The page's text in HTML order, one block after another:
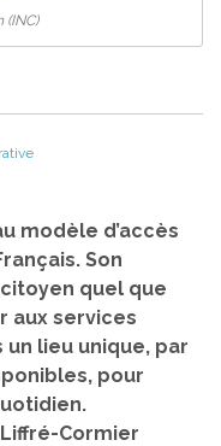
modèle d’accès
Son
quel que
aux services
lieu unique, par
pour
Cormier